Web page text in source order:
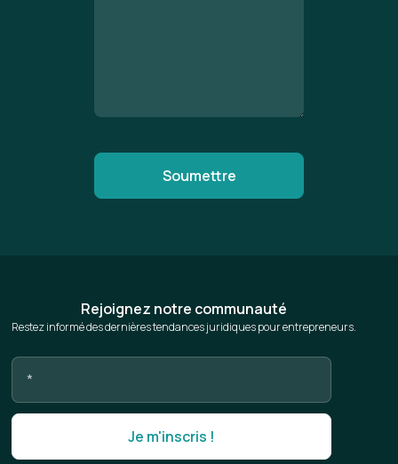
Rejoignez notre communauté
Restez informé des dernières tendances juridiques pour entrepreneurs.